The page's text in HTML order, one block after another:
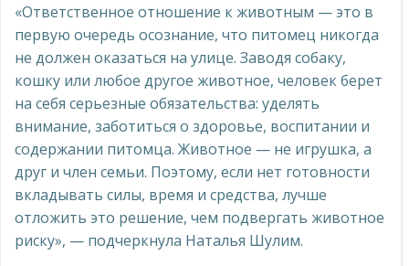
«Ответственное отношение к животным — это в
первую очередь осознание, что питомец никогда
не должен оказаться на улице. Заводя собаку,
кошку или любое другое животное, человек берет
на себя серьезные обязательства: уделять
внимание, заботиться о здоровье, воспитании и
содержании питомца. Животное — не игрушка, а
друг и член семьи. Поэтому, если нет готовности
вкладывать силы, время и средства, лучше
отложить это решение, чем подвергать животное
риску», — подчеркнула Наталья Шулим.